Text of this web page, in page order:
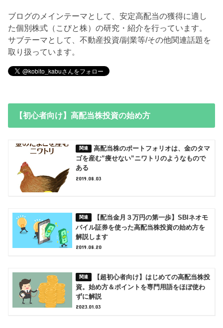
ブログのメインテーマとして、安定高配当の獲得に適し
た個別株式（こびと株）の研究・紹介を行っています。
サブテーマとして、不動産投資/副業等/その他関連話題を
取り扱っています。
【初心者向け】高配当株投資の始め方
高配当株のポートフォリオは、金のタマ
ゴを産む”痩せない”ニワトリのようなもので
ある
2019.08.03
【配当金月３万円の第一歩】SBIネオモ
バイル証券を使った高配当株投資の始め方を
解説します
2019.08.20
【超初心者向け】はじめての高配当株投
資。始め方＆ポイントを専門用語をほぼ使わ
ずに解説
2023.01.03